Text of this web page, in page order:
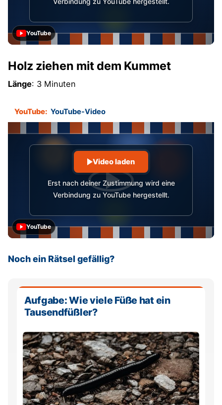
YouTube
Holz ziehen mit dem Kummet
Länge: 3 Minuten
YouTube: YouTube-Video
YouTube
Video laden
Erst nach deiner Zustimmung wird eine
Verbindung zu YouTube hergestellt.
Noch ein Rätsel gefällig?
Aufgabe: Wie viele Füße hat ein
Tausendfüßler?